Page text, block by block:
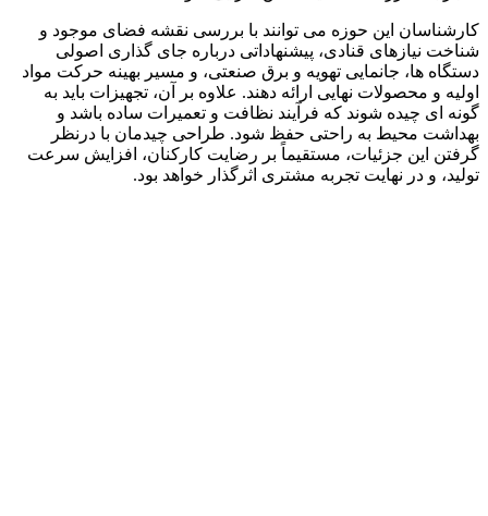
کارشناسان این حوزه می توانند با بررسی نقشه فضای موجود و
شناخت نیازهای قنادی، پیشنهاداتی درباره جای گذاری اصولی
دستگاه ها، جانمایی تهویه و برق صنعتی، و مسیر بهینه حرکت مواد
اولیه و محصولات نهایی ارائه دهند. علاوه بر آن، تجهیزات باید به
گونه ای چیده شوند که فرآیند نظافت و تعمیرات ساده باشد و
بهداشت محیط به راحتی حفظ شود. طراحی چیدمان با درنظر
گرفتن این جزئیات، مستقیماً بر رضایت کارکنان، افزایش سرعت
تولید، و در نهایت تجربه مشتری اثرگذار خواهد بود.